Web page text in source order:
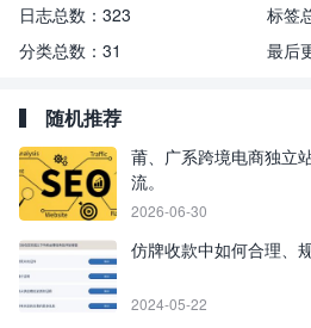
日志总数： 323 标签
分类总数： 31 最后
随机推荐
莆、广系跨境电商独立
流。
2026-06-30
仿牌收款中如何合理、
2024-05-22